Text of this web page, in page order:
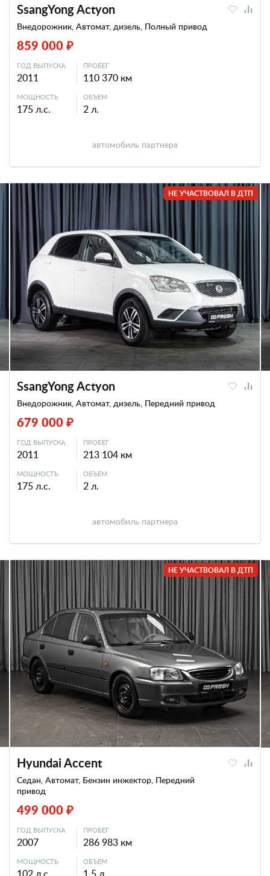
SsangYong Actyon
Внедорожник, Автомат, дизель, Полный привод
859 000 ₽
ГОД ВЫПУСКА
2011
ПРОБЕГ
110 370 км
МОЩНОСТЬ
175 л.с.
ОБЪЕМ
2 л.
автомобиль партнера
НЕ УЧАСТВОВАЛ В ДТП
SsangYong Actyon
Внедорожник, Автомат, дизель, Передний привод
679 000 ₽
ГОД ВЫПУСКА
2011
ПРОБЕГ
213 104 км
МОЩНОСТЬ
175 л.с.
ОБЪЕМ
2 л.
автомобиль партнера
НЕ УЧАСТВОВАЛ В ДТП
Hyundai Accent
Седан, Автомат, Бензин инжектор, Передний
привод
499 000 ₽
ГОД ВЫПУСКА
2007
ПРОБЕГ
286 983 км
МОЩНОСТЬ ОБЪЕМ